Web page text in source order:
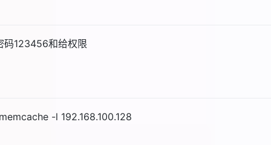
123456和给权限
-l 192.168.100.128